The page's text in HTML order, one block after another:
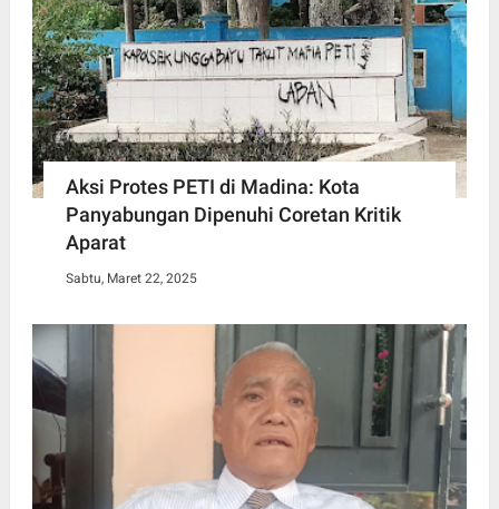
Aksi Protes PETI di Madina: Kota
Panyabungan Dipenuhi Coretan Kritik
Aparat
Sabtu, Maret 22, 2025